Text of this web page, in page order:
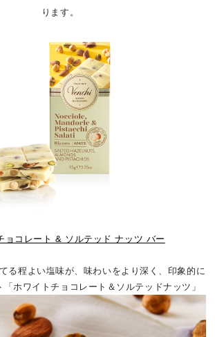
ります。
ョコレート & ソルテッド ナッツ バー
る程よい塩味が、味わいをより深く、印象的に
ホワイトチョコレート＆ソルテッドナッツ」